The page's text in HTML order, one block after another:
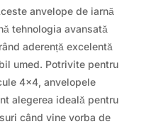
anvelope de iarnă
tehnologia avansată
aderență excelentă
umed. Potrivite pentru
4×4, anvelopele
alegerea ideală pentru
când vine vorba de